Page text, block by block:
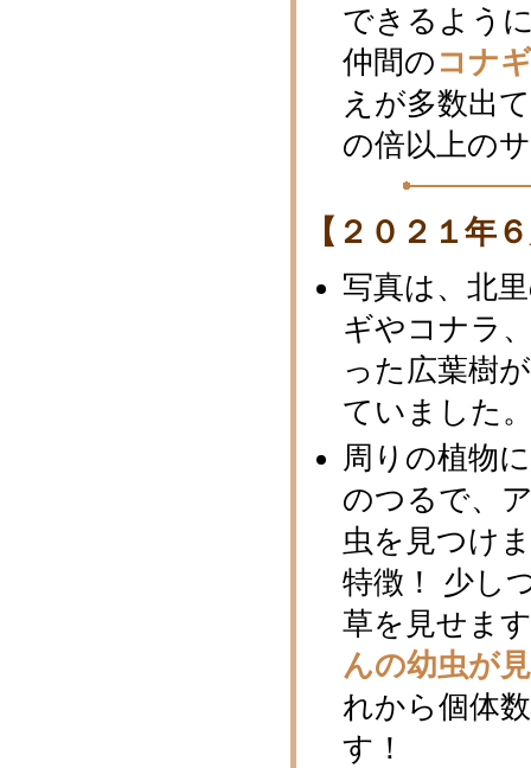
できるよう
仲間の コナ
えが多数出
の倍以上の
【２０２１年
写真は、北
ギやコナラ
った広葉樹
ていました
周りの植物
のつるで、
虫を見つけ
特徴！ 少し
草を見せま
んの幼虫が
れから個体
す！